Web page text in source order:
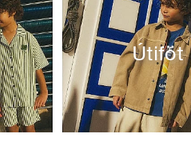
Útiföt